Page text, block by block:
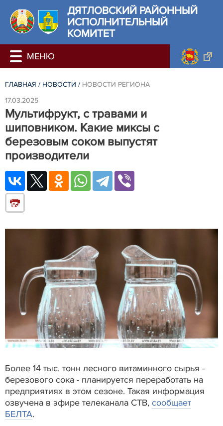
ДЯТЛОВСКИЙ РАЙОННЫЙ
ИСПОЛНИТЕЛЬНЫЙ
КОМИТЕТ
ГЛАВНАЯ / НОВОСТИ / НОВОСТИ РЕГИОНА
17.03.2025
Мультифрукт, с травами и
шиповником. Какие миксы с
березовым соком выпустят
производители
Более 14 тыс. тонн лесного витаминного сырья -
березового сока - планируется переработать на
предприятиях в этом сезоне. Такая информация
озвучена в эфире телеканала СТВ, сообщает
БЕЛТА.